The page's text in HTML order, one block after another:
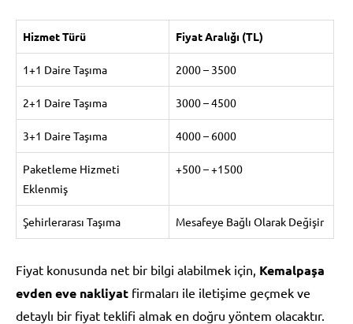
Hizmet Türü Fiyat Aralığı (TL)
1+1 Daire Taşıma 2000 – 3500
2+1 Daire Taşıma 3000 – 4500
3+1 Daire Taşıma 4000 – 6000
Paketleme Hizmeti
Eklenmiş
+500 – +1500
Şehirlerarası Taşıma Mesafeye Bağlı Olarak Değişir
Fiyat konusunda net bir bilgi alabilmek için, Kemalpaşa
evden eve nakliyat firmaları ile iletişime geçmek ve
detaylı bir fiyat teklifi almak en doğru yöntem olacaktır.